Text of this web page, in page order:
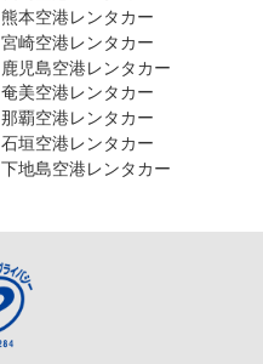
熊本空港レンタカー
宮崎空港レンタカー
鹿児島空港レンタカー
奄美空港レンタカー
那覇空港レンタカー
石垣空港レンタカー
下地島空港レンタカー